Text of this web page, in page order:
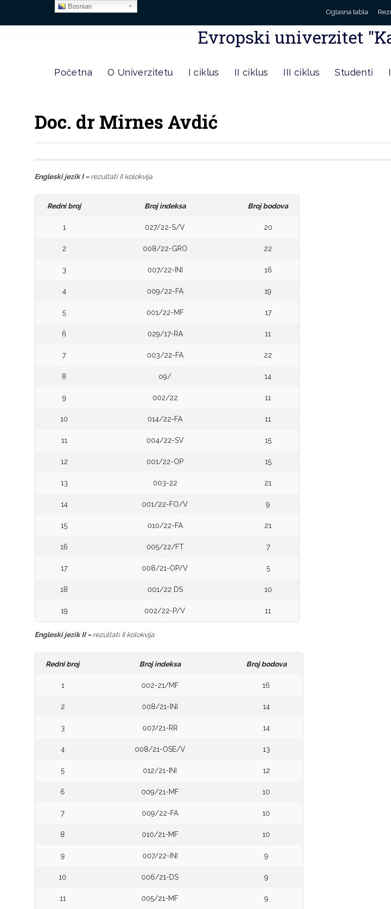
Oglasna tabla
Evropski univerzitet
Početna O Univerzitetu I ciklus II ciklus III ciklus Studenti
Doc. dr Mirnes Avdić
Engleski jezik I –rezultati II kolokvija
Redni broj Broj indeksa Broj bodova
1 027/22-S/V 20
2 008/22-GRO 22
3 007/22-INI 16
4 009/22-FA 19
5 001/22-MF 17
6 029/17-RA 11
7 003/22-FA 22
8 o9/ 14
9 002/22 11
10 014/22-FA 11
11 004/22-SV 15
12 001/22-OP 15
13 003-22 21
14 001/22-FO/V 9
15 010/22-FA 21
16 005/22/FT 7
17 008/21-OP/V 5
18 001/22 DS 10
19 002/22-P/V 11
Engleski jezik II –rezultati II kolokvija
Redni broj Broj indeksa Broj bodova
1 002-21/MF 16
2 008/21-INI 14
3 007/21-RR 14
4 008/21-OSE/V 13
5 012/21-INI 12
6 009/21-MF 10
7 009/22-FA 10
8 010/21-MF 10
9 007/22-INI 9
10 006/21-DS 9
11 005/21-MF 9
Bosnian